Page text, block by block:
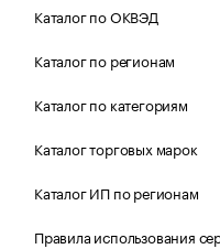
Каталог по ОКВЭД
Каталог по регионам
Каталог по категориям
Каталог торговых марок
Каталог ИП по регионам
Правила использования